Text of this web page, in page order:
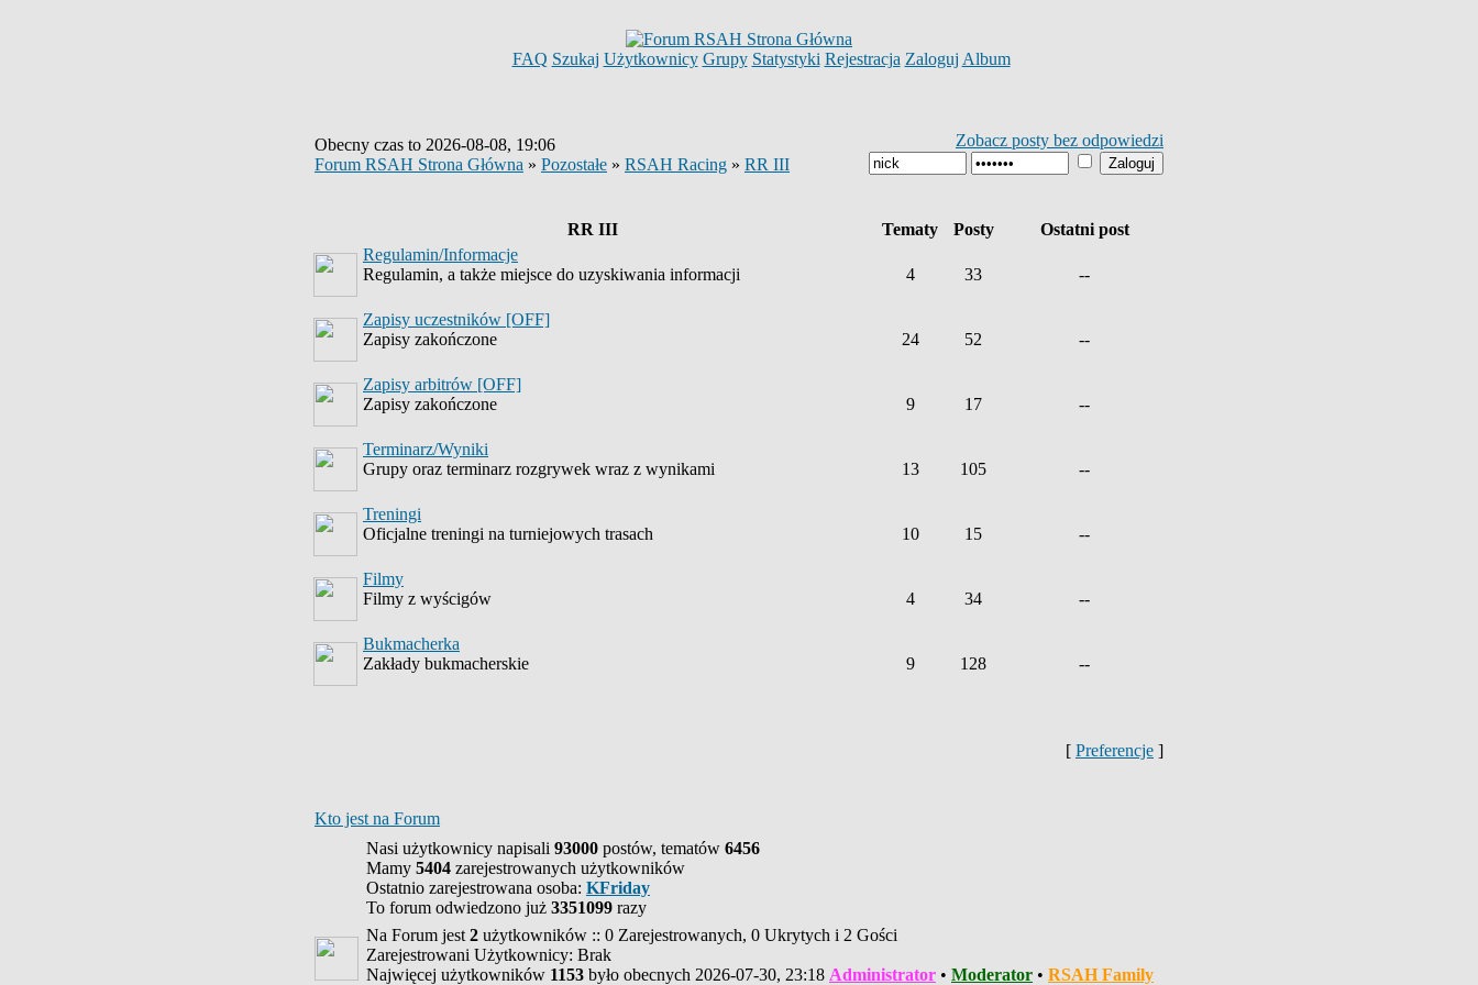
FAQ Szukaj Użytkownicy Grupy Statystyki Rejestracja Zaloguj Album
Obecny czas to 2026-08-08, 19:06
Forum RSAH Strona Główna » Pozostałe » RSAH Racing » RR III
Zobacz posty bez odpowiedzi
RR III Tematy Posty
Ostatni post
Regulamin/Informacje
Regulamin, a także miejsce do uzyskiwania informacji
4 33 --
Zapisy uczestników [OFF]
Zapisy zakończone
24 52 --
Zapisy arbitrów [OFF]
Zapisy zakończone
9 17 --
Terminarz/Wyniki
Grupy oraz terminarz rozgrywek wraz z wynikami
13 105 --
Treningi
Oficjalne treningi na turniejowych trasach
10 15 --
Filmy
Filmy z wyścigów
4 34 --
Bukmacherka
Zakłady bukmacherskie
9 128 --
[ Preferencje ]
Kto jest na Forum
Nasi użytkownicy napisali 93000 postów, tematów 6456
Mamy 5404 zarejestrowanych użytkowników
Ostatnio zarejestrowana osoba: KFriday
To forum odwiedzono już 3351099 razy
Na Forum jest 2 użytkowników :: 0 Zarejestrowanych, 0 Ukrytych i 2 Gości
Zarejestrowani Użytkownicy: Brak
Najwięcej użytkowników 1153 było obecnych 2026-07-30, 23:18 Administrator • Moderator • RSAH Family